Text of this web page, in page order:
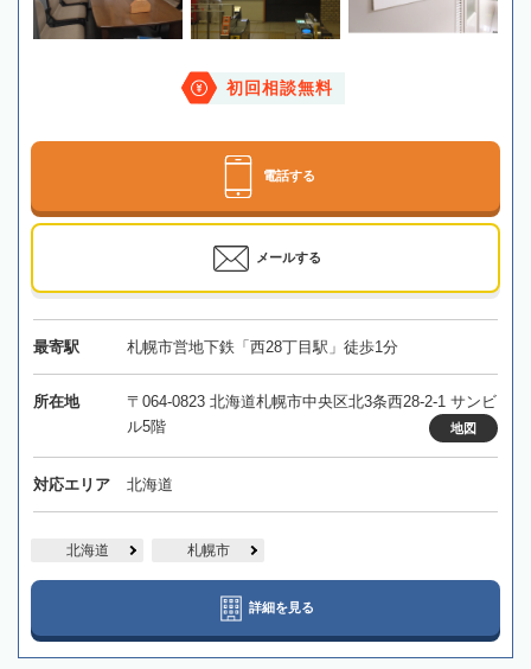
初回相談無料
電話する
メールする
最寄駅 札幌市営地下鉄「西28丁目駅」徒歩1分
所在地
〒064-0823 北海道札幌市中央区北3条西28-2-1 サンビ
ル5階
地図
対応エリア 北海道
北海道 札幌市
詳細を見る